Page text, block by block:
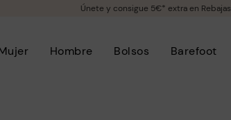
Únete y consigue 5€* extra en Rebajas
Hombre Bolsos Barefoot